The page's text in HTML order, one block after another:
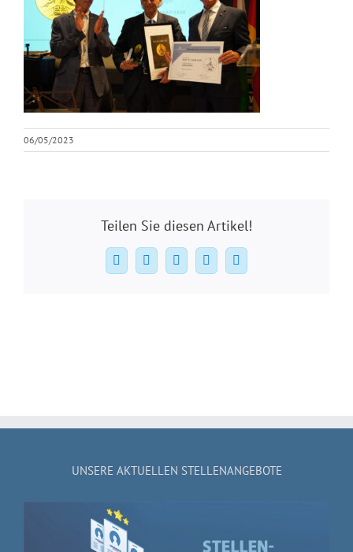
06/05/2023
Teilen Sie diesen Artikel!
Facebook
X WhatsAppPinterest
E-
Mail
UNSERE AKTUELLEN STELLENANGEBOTE